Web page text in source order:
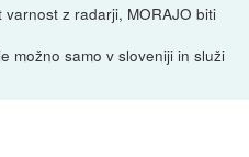
z radarji, MORAJO biti
možno samo v sloveniji in služi